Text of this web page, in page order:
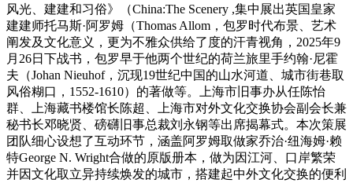
风光、建建和习俗》（China:The Scenery ,集中展出英国皇家
建建师托马斯·阿罗姆（Thomas Allom，包罗时代布景、艺术
阐发及文化意义，更为不雅众供给了度的汗青视角，2025年9
月26日下战书，包罗早于他两个世纪的荷兰旅里手约翰·尼霍
夫（Johan Nieuhof，沉现19世纪中国的山水河道、城市街巷取
风俗糊口，1552-1610）的著做等。上海市旧事办从任陈怡
群、上海藏书楼馆长陈超、上海市对外文化交换协会副会长兼
秘书长邓晓贤、磅礴旧事总裁刘永钢等出席揭幕式。本次策展
团队细心设想了互动环节，涵盖阿罗姆取做家乔治·纽海姆·赖
特George N. Wright合做的原版册本，做为因江河、口岸繁荣
并因文化取立异持续焕发的城市，搭建起中外文化交换的便利